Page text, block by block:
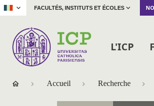
| FACULTÉS, INSTITUTS ET ÉCOLES
L'ICP
Accueil Recherche